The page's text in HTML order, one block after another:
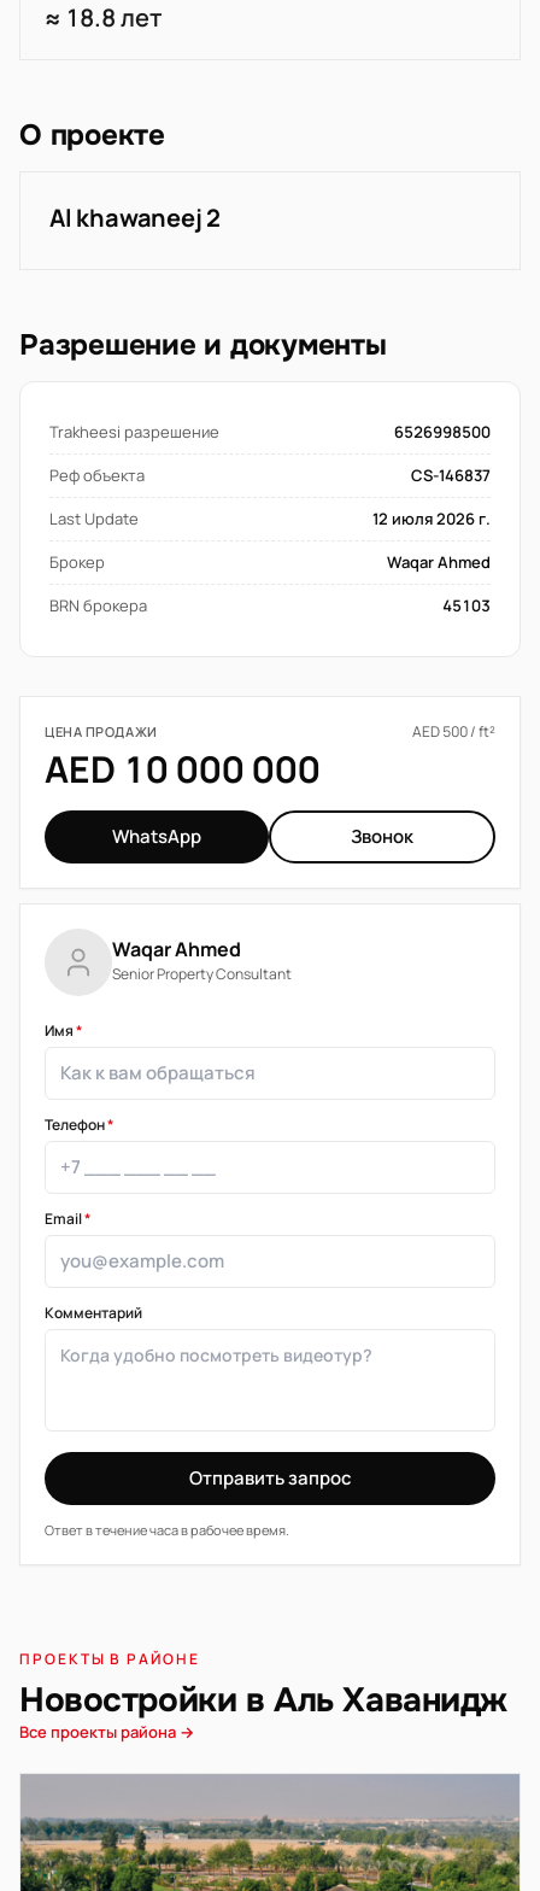
≈ 18.8 лет
О проекте
Al khawaneej 2
Разрешение и документы
Trakheesi разрешение
6526998500
Реф объекта
CS-146837
Last Update
12 июля 2026 г.
Брокер
Waqar Ahmed
BRN брокера
45103
ЦЕНА ПРОДАЖИ AED 500 / ft²
AED 10 000 000
WhatsApp Звонок
Waqar Ahmed
Senior Property Consultant
Имя*
Телефон*
Email*
Комментарий
Отправить запрос
Ответ в течение часа в рабочее время.
ПРОЕКТЫ В РАЙОНЕ
Новостройки в Аль Хаванидж
Все проекты района →